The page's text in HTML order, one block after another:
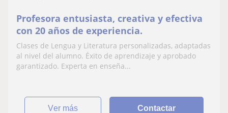
Profesora entusiasta, creativa y efectiva
con 20 años de experiencia.
Clases de Lengua y Literatura personalizadas, adaptadas
al nivel del alumno. Éxito de aprendizaje y aprobado
garantizado. Experta en enseña...
ver más Contactar